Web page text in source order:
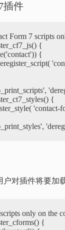
插件
Form 7 scripts
{
{
户对插件将要加
only on the
{